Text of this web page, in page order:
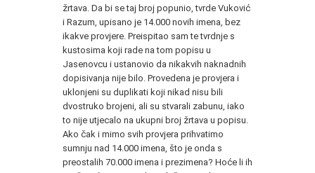
žrtava. Da bi se taj broj popunio, tvrde Vuković
i Razum, upisano je 14.000 novih imena, bez
ikakve provjere. Preispitao sam te tvrdnje s
kustosima koji rade na tom popisu u
Jasenovcu i ustanovio da nikakvih naknadnih
dopisivanja nije bilo. Provedena je provjera i
uklonjeni su duplikati koji nikad nisu bili
dvostruko brojeni, ali su stvarali zabunu, iako
to nije utjecalo na ukupni broj žrtava u popisu.
Ako čak i mimo svih provjera prihvatimo
sumnju nad 14.000 imena, što je onda s
preostalih 70.000 imena i prezimena? Hoće li ih